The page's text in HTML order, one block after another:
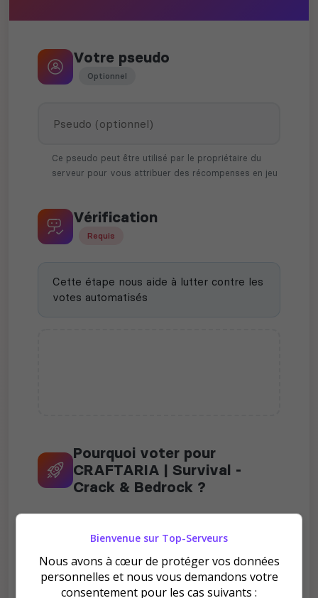
Votre pseudo
Optionnel
Ce pseudo peut être utilisé par le propriétaire du
serveur pour vous attribuer des récompenses en jeu
Vérification
Requis
Cette étape nous aide à lutter contre les
votes automatisés
Pourquoi voter pour
CRAFTARIA | Survival -
Crack & Bedrock ?
Améliore le classement
Bienvenue sur Top-Serveurs
Nous avons à cœur de protéger vos données
personnelles et nous vous demandons votre
consentement pour les cas suivants :